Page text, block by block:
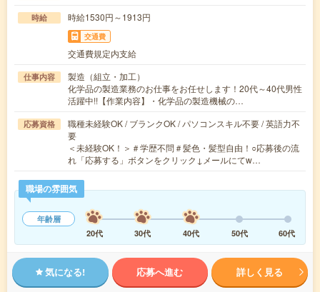
時給 時給1530円～1913円
交通費
交通費規定内支給
仕事内容
製造（組立・加工）
化学品の製造業務のお仕事をお任せします！20代～40代男性
活躍中!!【作業内容】・化学品の製造機械の…
応募資格
職種未経験OK / ブランクOK / パソコンスキル不要 / 英語力不
要
＜未経験OK！＞＃学歴不問＃髪色・髪型自由！○応募後の流
れ「応募する」ボタンをクリック↓メールにてw…
職場の雰囲気
年齢層
20代
30代 40代 50代 60代
気になる! 応募へ進む 詳しく見る